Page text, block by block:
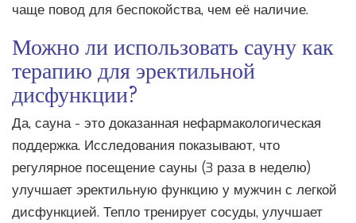
чаще повод для беспокойства, чем её наличие.
Можно ли использовать сауну как
терапию для эректильной
дисфункции?
Да, сауна - это доказанная нефармакологическая
поддержка. Исследования показывают, что
регулярное посещение сауны (3 раза в неделю)
улучшает эректильную функцию у мужчин с легкой
дисфункцией. Тепло тренирует сосуды, улучшает